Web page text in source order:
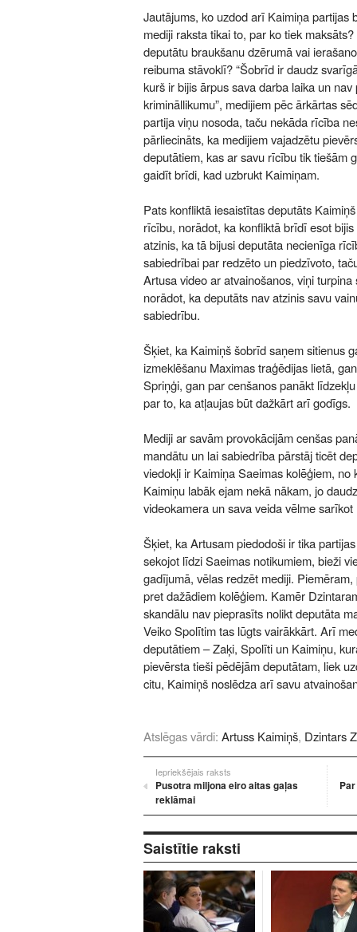
Jautājums, ko uzdod arī Kaimiņa partijas
mediji raksta tikai to, par ko tiek
deputātu braukšanu dzērumā vai
reibuma stāvoklī? “Šobrīd ir daudz
kurš ir bijis ārpus sava darba laika un
krimināllikumu”, medijiem pēc ārkārtas
partija viņu nosoda, taču nekāda rīcība
pārliecināts, ka medijiem vajadzētu
deputātiem, kas ar savu rīcību tik tiešām
gaidīt brīdi, kad uzbrukt Kaimiņam.
Pats konfliktā iesaistītas deputāts
rīcību, norādot, ka konfliktā brīdī esot
atzinis, ka tā bijusi deputāta necienīga
sabiedrībai par redzēto un piedzīvoto,
Artusa video ar atvainošanos, viņi
norādot, ka deputāts nav atzinis savu
sabiedrību.
Šķiet, ka Kaimiņš šobrīd saņem sitienus
izmeklēšanu Maximas traģēdijas lietā,
Spriņģi, gan par cenšanos panākt
par to, ka atļaujas būt dažkārt arī godīgs.
Mediji ar savām provokācijām cenšas
mandātu un lai sabiedrība pārstāj ticēt
viedokļi ir Kaimiņa Saeimas kolēģiem, no
Kaimiņu labāk ejam nekā nākam, jo
videokamera un sava veida vēlme
Šķiet, ka Artusam piedodoši ir tika
sekojot līdzi Saeimas notikumiem, bieži
gadījumā, vēlas redzēt mediji. Piemēram,
pret dažādiem kolēģiem. Kamēr
skandālu nav pieprasīts nolikt deputāta
Veiko Spolītim tas lūgts vairākkārt. Arī
deputātiem – Zaķi, Spolīti un Kaimiņu,
pievērsta tieši pēdējām deputātam, liek
citu, Kaimiņš noslēdza arī savu
Atslēgas vārdi: Artuss Kaimiņš, Dzintars
Iepriekšējais raksts
Pusotra miljona eiro aitas gaļas
reklāmai
Saistītie raksti